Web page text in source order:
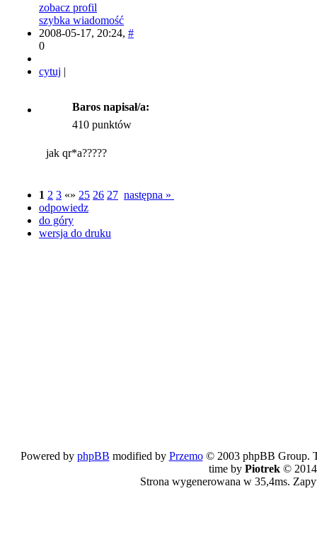
zobacz profil
szybka wiadomość
2008-05-17, 20:24, #
0
cytuj |
Baros napisał/a:
410 punktów
jak qr*a?????
1 2 3 «» 25 26 27 następna »
odpowiedz
do góry
wersja do druku
Powered by phpBB modified by Przemo© 2003 phpBB Group.
time by Piotrek © 2014
Strona wygenerowana w 35,4ms.